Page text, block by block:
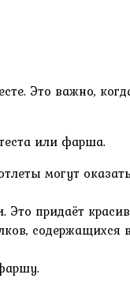
Это важно,
или фарша.
могут
Это придаёт
содержащихся